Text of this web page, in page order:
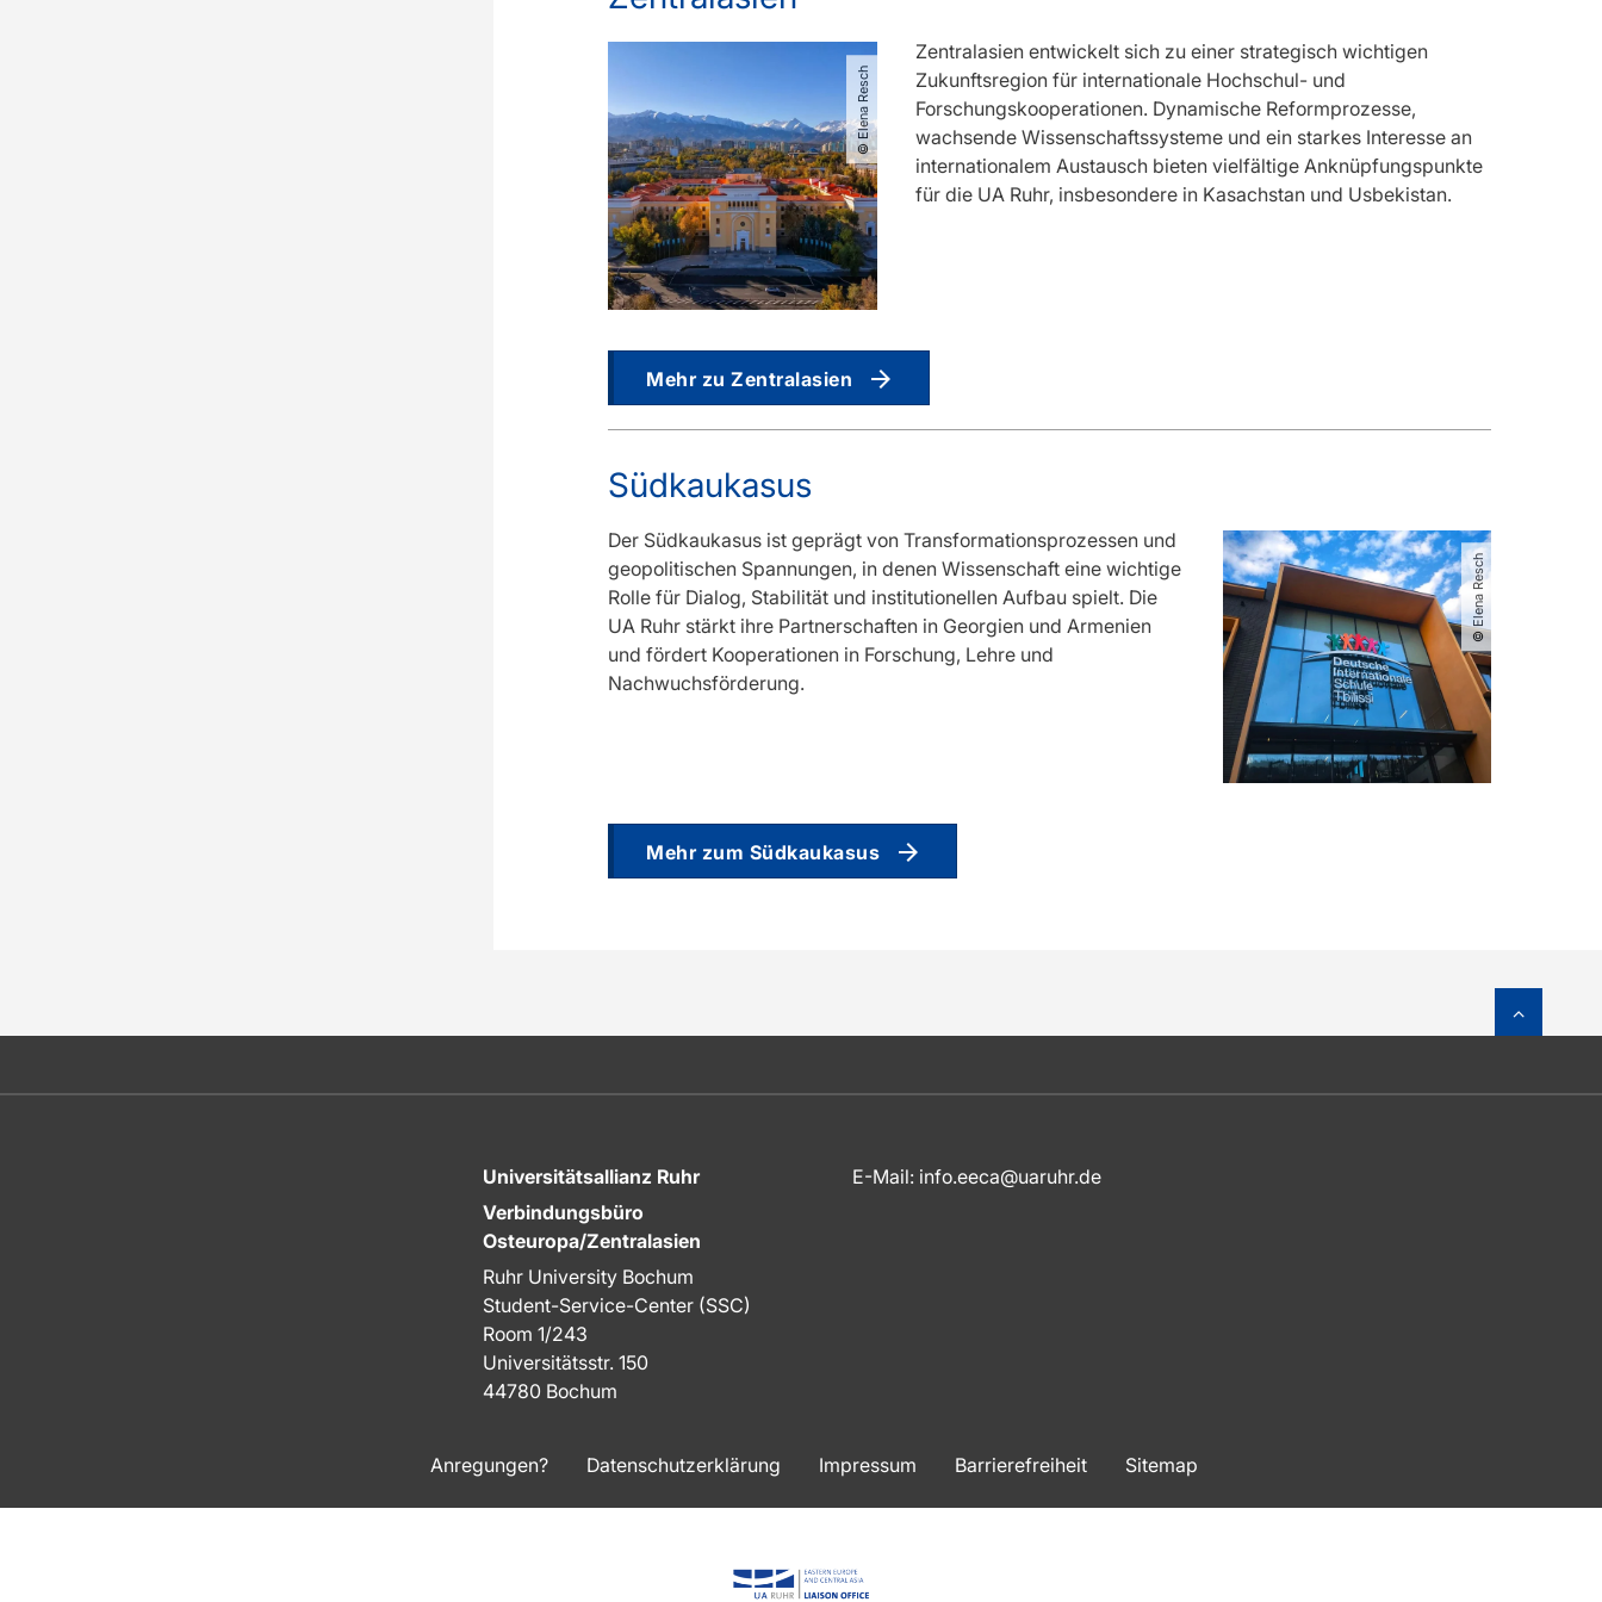
© Elena Resch
Zentralasien entwickelt sich zu einer strategisch wichtigen
Zukunftsregion für internationale Hochschul- und
Forschungskooperationen. Dynamische Reformprozesse,
wachsende Wissenschaftssysteme und ein starkes Interesse an
internationalem Austausch bieten vielfältige Anknüpfungspunkte
für die UA Ruhr, insbesondere in Kasachstan und Usbekistan.
Mehr zu Zentralasien
Südkaukasus
Der Südkaukasus ist geprägt von Transformationsprozessen und
geopolitischen Spannungen, in denen Wissenschaft eine wichtige
Rolle für Dialog, Stabilität und institutionellen Aufbau spielt. Die
UA Ruhr stärkt ihre Partnerschaften in Georgien und Armenien
und fördert Kooperationen in Forschung, Lehre und
Nachwuchsförderung.
© Elena Resch
Mehr zum Südkaukasus
Universitätsallianz Ruhr
Verbindungsbüro
Osteuropa/Zentralasien
Ruhr University Bochum
Student-Service-Center (SSC)
Room 1/243
Universitätsstr. 150
44780 Bochum
E-Mail: info.eeca@uaruhr.de
Anregungen? Datenschutzerklärung Impressum Barrierefreiheit
Sitemap
Zum Seitenanfang